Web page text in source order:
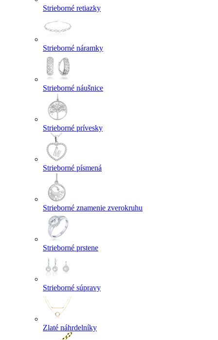
Strieborné retiazky
Strieborné náramky
Strieborné náušnice
Strieborné prívesky
Strieborné písmená
Strieborné znamenie zverokruhu
Strieborné prstene
Strieborné súpravy
Zlaté náhrdelníky